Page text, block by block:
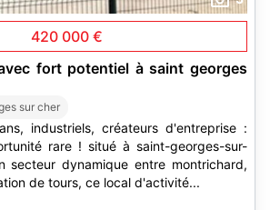
420 000 €
fort potentiel à saint georges
sur cher
industriels, créateurs d'entreprise :
à saint-georges-sur-
dynamique entre montrichard,
de tours, ce local d'activité...